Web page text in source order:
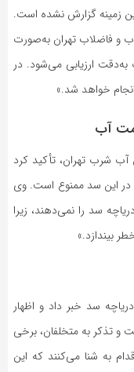
زمینه گزارش نشده است.
و فاضلاب تهران به‌صورت
به‌دقت ارزیابی می‌شود. در
خواهد شد.»
آب
شرب تهران، تأکید کرد
در این سد ممنوع است. وی
سد را نمی‌دهند، زیرا
بیندازد.»
سد خبر داد و اظهار
تذکر به متخلفان، برخی
به شنا می‌کنند که این